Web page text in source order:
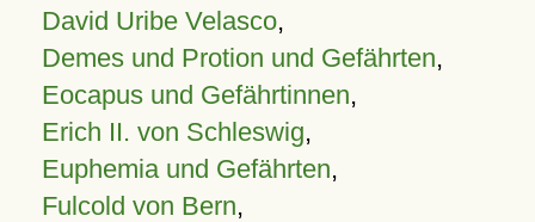
David Uribe Velasco,
Demes und Protion und Gefährten,
Eocapus und Gefährtinnen,
Erich II. von Schleswig,
Euphemia und Gefährten,
Fulcold von Bern,